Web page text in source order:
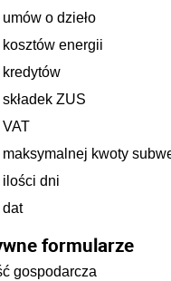
o dzieło
energii
ZUS
maksymalnej kwoty
ilości dni
dat
formularze
gospodarcza